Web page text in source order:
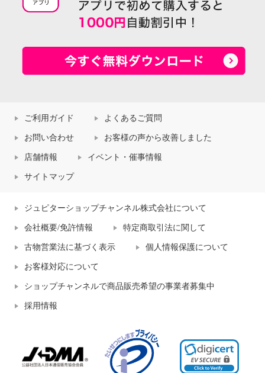
ご利用ガイド よくあるご質問
お問い合わせ お客様の声から改善しました
店舗情報 イベント・催事情報
サイトマップ
ジュピターショップチャンネル株式会社について
会社概要/免許情報 特定商取引法に関して
古物営業法に基づく表示 個人情報保護について
お客様対応について
ショップチャンネルで商品販売希望の事業者募集中
採用情報